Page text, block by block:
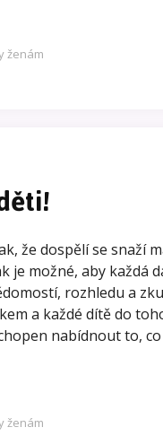
ženám
že dospělí se snaží
je možné, aby každá
rozhledu a
a každé dítě do
nabídnout to,
ženám